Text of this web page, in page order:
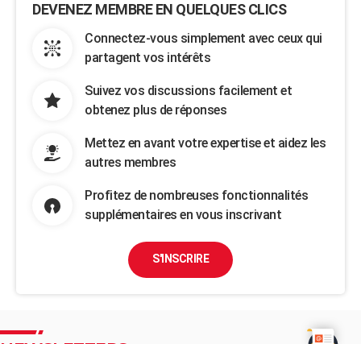
DEVENEZ MEMBRE EN QUELQUES CLICS
Connectez-vous simplement avec ceux qui
partagent vos intérêts
Suivez vos discussions facilement et
obtenez plus de réponses
Mettez en avant votre expertise et aidez les
autres membres
Profitez de nombreuses fonctionnalités
supplémentaires en vous inscrivant
S'INSCRIRE